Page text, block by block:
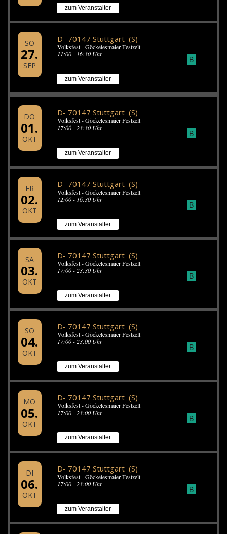
zum Veranstalter
SO
27.
SEP
D- 70147 Stuttgart (S)
Volksfest - Göckelesmaier Festzelt
11:00 - 16:30 Uhr
zum Veranstalter
B
DO
01.
OKT
D- 70147 Stuttgart (S)
Volksfest - Göckelesmaier Festzelt
17:00 - 23:30 Uhr
zum Veranstalter
B
FR
02.
OKT
D- 70147 Stuttgart (S)
Volksfest - Göckelesmaier Festzelt
12:00 - 16:30 Uhr
zum Veranstalter
B
SA
03.
OKT
D- 70147 Stuttgart (S)
Volksfest - Göckelesmaier Festzelt
17:00 - 23:30 Uhr
zum Veranstalter
B
SO
04.
OKT
D- 70147 Stuttgart (S)
Volksfest - Göckelesmaier Festzelt
17:00 - 23:00 Uhr
zum Veranstalter
B
MO
05.
OKT
D- 70147 Stuttgart (S)
Volksfest - Göckelesmaier Festzelt
17:00 - 23:00 Uhr
zum Veranstalter
B
DI
06.
OKT
D- 70147 Stuttgart (S)
Volksfest - Göckelesmaier Festzelt
17:00 - 23:00 Uhr
zum Veranstalter
B